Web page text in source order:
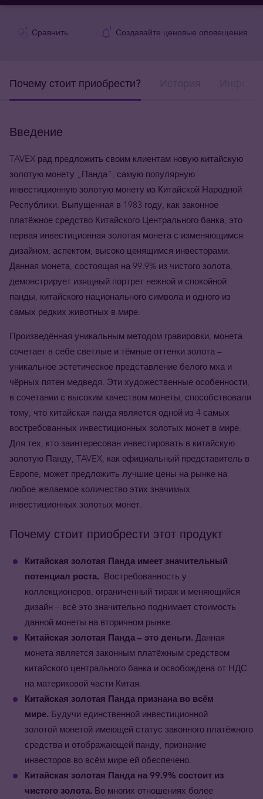
Сравнить Создавайте ценовые оповещения
Почему стоит приобрести?
Введение
TAVEX рад предложить своим клиентам новую китайскую
золотую монету „Панда”, самую популярную
инвестиционную золотую монету из Китайской Народной
Республики. Выпущенная в 1983 году, как законное
платёжное средство Китайского Центрального банка, это
первая инвестиционная золотая монета с изменяющимся
дизайном, аспектом, высоко ценящимся инвесторами.
Данная монета, состоящая на 99.9% из чистого золота,
демонстрирует изящный портрет нежной и спокойной
панды, китайского национального символа и одного из
самых редких животных в мире.
Произведённая уникальным методом гравировки, монета
сочетает в себе светлые и тёмные оттенки золота –
уникальное эстетическое представление белого мха и
чёрных пятен медведя. Эти художественные особенности,
в сочетании с высоким качеством монеты, способствовали
тому, что китайская панда является одной из 4 самых
востребованных инвестиционных золотых монет в мире.
Для тех, кто заинтересован инвестировать в китайскую
золотую Панду, TAVEX, как официальный представитель в
Европе, может предложить лучшие цены на рынке на
любое желаемое количество этих значимых
инвестиционных золотых монет.
Почему стоит приобрести этот продукт
Китайская золотая Панда имеет значительный
потенциал роста. Востребованность у
коллекционеров, ограниченный тираж и меняющийся
дизайн – всё это значительно поднимает стоимость
данной монеты на вторичном рынке.
Китайская золотая Панда – это деньги. Данная
монета является законным платёжным средством
китайского центрального банка и освобождена от НДС
на материковой части Китая.
Китайская золотая Панда признана во всём
мире. Будучи единственной инвестиционной
золотой монетой имеющей статус законного платёжного
средства и отображающей панду, признание
инвесторов во всём мире ей обеспечено.
Китайская золотая Панда на 99.9% состоит из
чистого золота. Во многих отношениях более